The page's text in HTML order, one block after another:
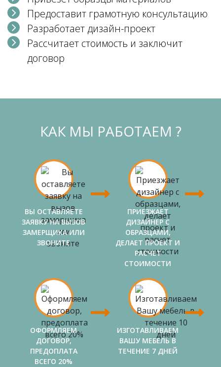
Предоставит грамотную консультацию
Разработает дизайн-проект
Рассчитает стоимость и заключит
договор
КАК МЫ РАБОТАЕМ ?
ВЫ ОСТАВЛЯЕТЕ
ЗАЯВКУ НА ВЫЗОВ
ЗАМЕРЩИКА ИЛИ
ЗВОНИТЕ
ПРИЕЗЖАЕТ
ДИЗАЙНЕР С
ОБРАЗЦАМИ,
ДЕЛАЕТ ПРОЕКТ И
РАСЧЕТ
СТОИМОСТИ
ОФОРМЛЯЕМ
ДОГОВОР,
ПРЕДОПЛАТА
ВСЕГО 20%
ИЗГОТАВЛИВАЕМ
ВАШУ МЕБЕЛЬ В
ТЕЧЕНИЕ 7 ДНЕЙ